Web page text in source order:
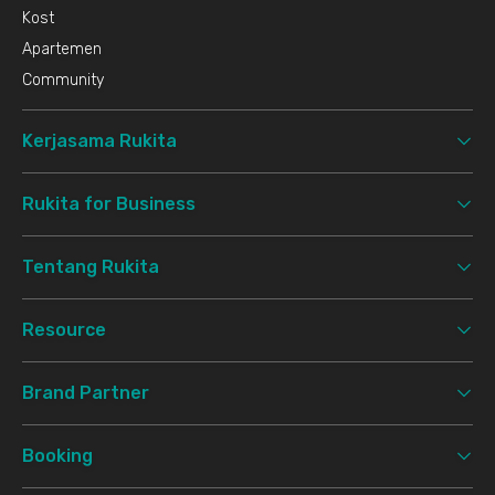
Kost
Apartemen
Community
Kerjasama Rukita
Rukita for Business
Tentang Rukita
Resource
Brand Partner
Booking